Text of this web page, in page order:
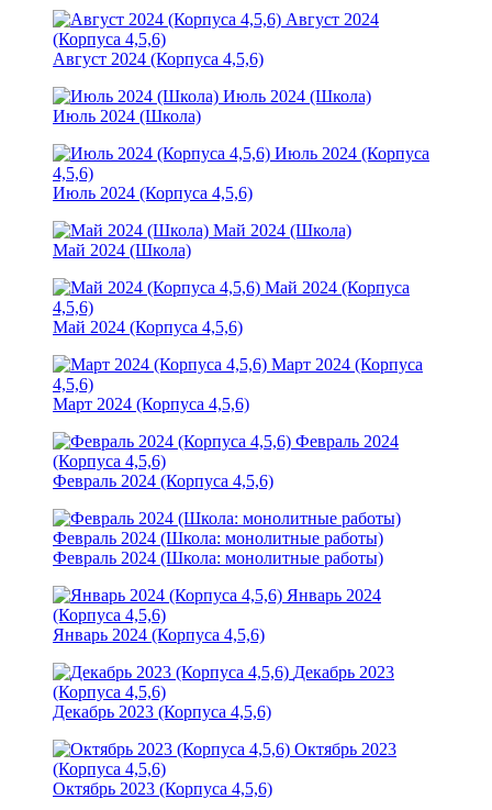
Август 2024
(Корпуса 4,5,6)
Август 2024 (Корпуса 4,5,6)
Июль 2024 (Школа)
Июль 2024 (Школа)
Июль 2024 (Корпуса
4,5,6)
Июль 2024 (Корпуса 4,5,6)
Май 2024 (Школа)
Май 2024 (Школа)
Май 2024 (Корпуса
4,5,6)
Май 2024 (Корпуса 4,5,6)
Март 2024 (Корпуса
4,5,6)
Март 2024 (Корпуса 4,5,6)
Февраль 2024
(Корпуса 4,5,6)
Февраль 2024 (Корпуса 4,5,6)
Февраль 2024 (Школа: монолитные работы)
Февраль 2024 (Школа: монолитные работы)
Январь 2024
(Корпуса 4,5,6)
Январь 2024 (Корпуса 4,5,6)
Декабрь 2023
(Корпуса 4,5,6)
Декабрь 2023 (Корпуса 4,5,6)
Октябрь 2023
(Корпуса 4,5,6)
Октябрь 2023 (Корпуса 4,5,6)